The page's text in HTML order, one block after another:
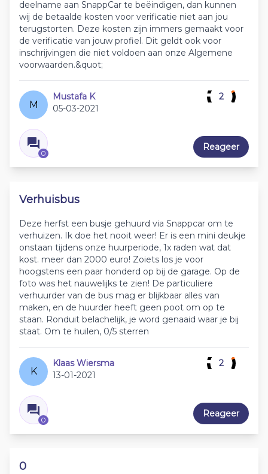
deelname aan SnappCar te beëindigen, dan kunnen
wij de betaalde kosten voor verificatie niet aan jou
terugstorten. Deze kosten zijn immers gemaakt voor
de verificatie van jouw profiel. Dit geldt ook voor
inschrijvingen die niet voldoen aan onze Algemene
voorwaarden.&quot;
M
Mustafa K
05-03-2021
0
2
Reageer
Verhuisbus
Deze herfst een busje gehuurd via Snappcar om te
verhuizen. Ik doe het nooit weer! Er is een mini deukje
onstaan tijdens onze huurperiode, 1x raden wat dat
kost. meer dan 2000 euro! Zoiets los je voor
hoogstens een paar honderd op bij de garage. Op de
foto was het nauwelijks te zien! De particuliere
verhuurder van de bus mag er blijkbaar alles van
maken, en de huurder heeft geen poot om op te
staan. Ronduit belachelijk, je word genaaid waar je bij
staat. Om te huilen, 0/5 sterren
K
Klaas Wiersma
13-01-2021
0
2
Reageer
0